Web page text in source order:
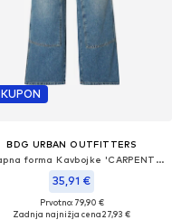
KUPON
BDG URBAN OUTFITTERS
Ohlapna forma Kavbojke 'CARPENTER'
35,91 €
Prvotno: 79,90 €
Zadnja najnižja cena27,93 €